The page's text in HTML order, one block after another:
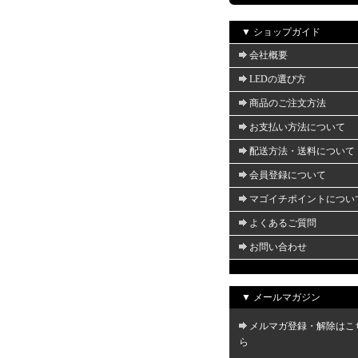
▼ ショップガイド
会社概要
LEDの選び方
商品のご注文方法
お支払い方法について
配送方法・送料について
会員登録について
マゴイチポイントについ
よくあるご質問
お問い合わせ
▼ メールマガジン
メルマガ登録・解除はこ
ら